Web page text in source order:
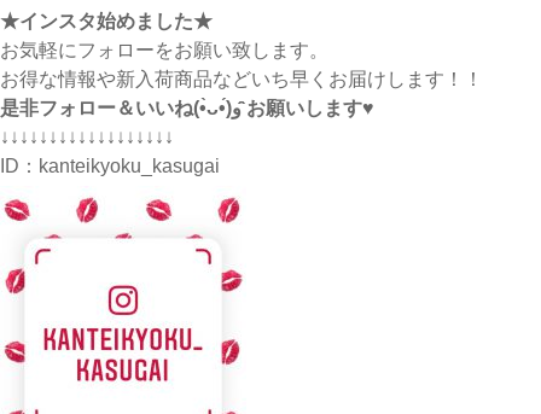
★インスタ始めました★
お気軽にフォローをお願い致します。
お得な情報や新入荷商品などいち早くお届けします！！
是非フォロー＆いいね(•̀ᴗ•́)و ̑̑お願いします♥
↓↓↓↓↓↓↓↓↓↓↓↓↓↓↓↓↓↓
ID： kanteikyoku_kasugai